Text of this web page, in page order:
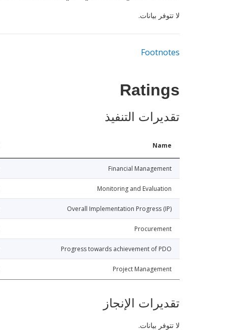
لا تتوفر بيانات.
Footnotes
Ratings
تقديرات التنفيذ
Name
Financial Management
Monitoring and Evaluation
Overall Implementation Progress (IP)
Procurement
Progress towards achievement of PDO
Project Management
تقديرات الإنجاز
لا تتوفر بيانات.